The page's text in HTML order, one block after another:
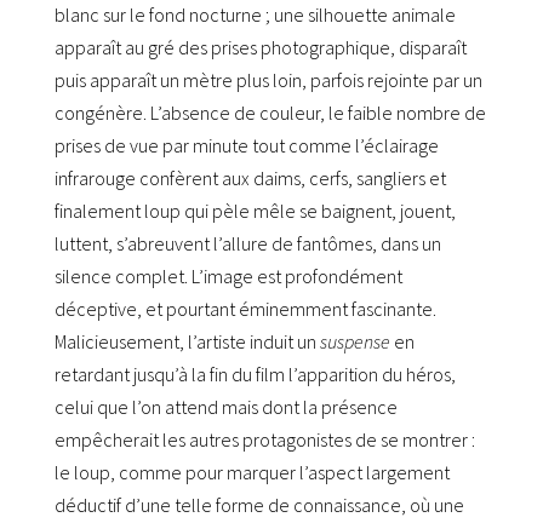
blanc sur le fond nocturne ; une silhouette animale
apparaît au gré des prises photographique, disparaît
puis apparaît un mètre plus loin, parfois rejointe par un
congénère. L’absence de couleur, le faible nombre de
prises de vue par minute tout comme l’éclairage
infrarouge confèrent aux daims, cerfs, sangliers et
finalement loup qui pèle mêle se baignent, jouent,
luttent, s’abreuvent l’allure de fantômes, dans un
silence complet. L’image est profondément
déceptive, et pourtant éminemment fascinante.
Malicieusement, l’artiste induit un suspense en
retardant jusqu’à la fin du film l’apparition du héros,
celui que l’on attend mais dont la présence
empêcherait les autres protagonistes de se montrer :
le loup, comme pour marquer l’aspect largement
déductif d’une telle forme de connaissance, où une